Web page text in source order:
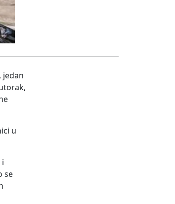
jedan
u
i
se